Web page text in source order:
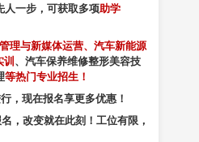
扫描添加好友
人一步，可获取多项助学
理与新媒体运营、汽车新能源
训、汽车保养维修整形美容技
等热门专业招生！
，现在报名享更多优惠！
，改变就在此刻！工位有限，